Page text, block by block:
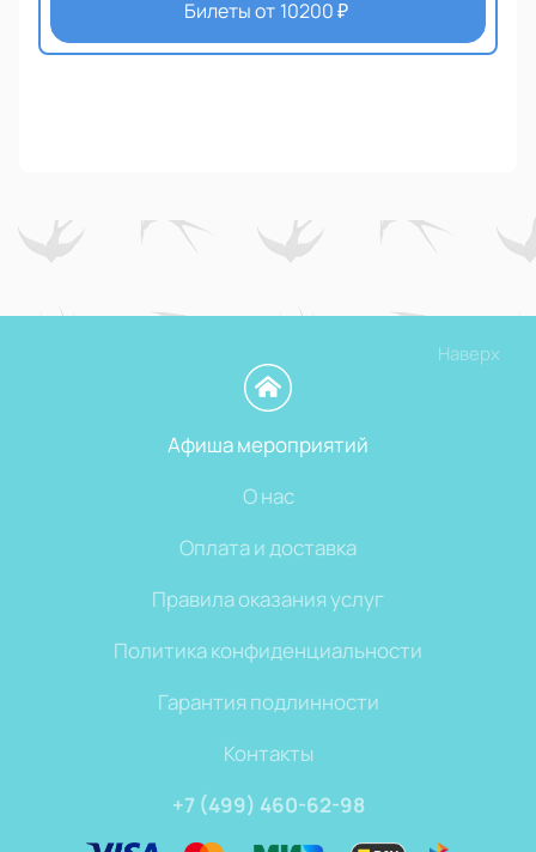
Билеты от 10200₽
Наверх
Афиша мероприятий
О нас
Оплата и доставка
Правила оказания услуг
Политика конфиденциальности
Гарантия подлинности
Контакты
+7 (499) 460-62-98